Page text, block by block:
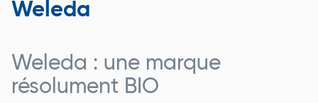
Weleda
Weleda : une marque
résolument BIO